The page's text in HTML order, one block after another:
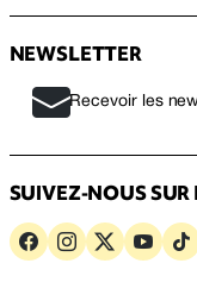
NEWSLETTER
Recevoir les
SUIVEZ-NOUS SUR